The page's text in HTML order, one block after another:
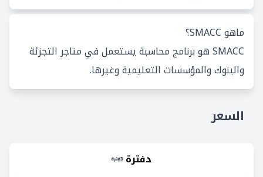
ماهو SMACC؟
SMACC هو برنامج محاسبة يستعمل في متاجر التجزئة
والبنوك والمؤسسات التعليمية وغيرها.
السعر
دفترة